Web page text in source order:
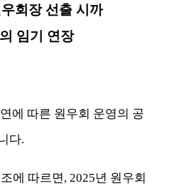
회장 선출 시까
임기 연장
에 따른 원우회 운영의 공
다.
조에 따르면, 2025년 원우회